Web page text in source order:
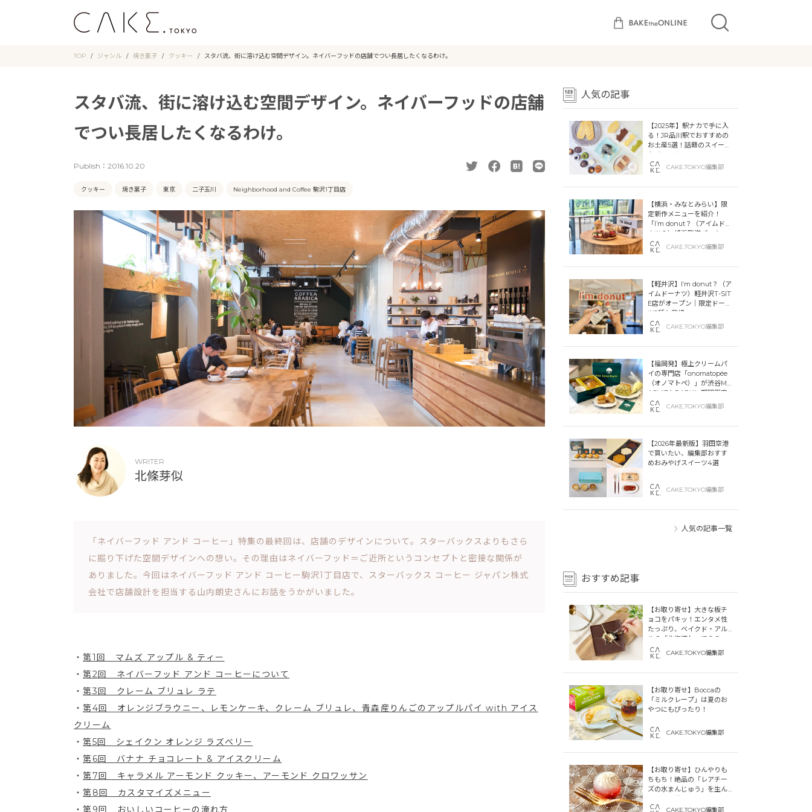
TOP ジャンル 焼き菓子 クッキー スタバ流、街に溶け込む空間デザイン。ネイバーフッドの店舗でつい長居したくなるわけ。
スタバ流、街に溶け込む空間デザイン。ネイバーフッドの店舗
でつい長居したくなるわけ。
Publish： 2016.10.20
クッキー 焼き菓子 東京 二子玉川 Neighborhood and Coffee 駒沢1丁目店
WRITER
北條芽似
「ネイバーフッド アンド コーヒー」特集の最終回は、店舗のデザインについて。スターバックスよりもさら
に掘り下げた空間デザインへの想い。その理由はネイバーフッド＝ご近所というコンセプトと密接な関係が
ありました。今回はネイバーフッド アンド コーヒー駒沢1丁目店で、スターバックス コーヒー ジャパン株式
会社で店舗設計を担当する山内朗史さんにお話をうかがいました。
・第1回 マムズ アップル & ティー
・第2回 ネイバーフッド アンド コーヒーについて
・第3回 クレーム ブリュレ ラテ
・第4回 オレンジブラウニー、レモンケーキ、クレーム ブリュレ、青森産りんごのアップルパイ with アイス
クリーム
・第5回 シェイクン オレンジ ラズベリー
・第6回 バナナ チョコレート & アイスクリーム
・第7回 キャラメル アーモンド クッキー、アーモンド クロワッサン
・第8回 カスタマイズメニュー
・第9回 おいしいコーヒーの淹れ方
人気の記事
【2025年】駅ナカで手に入
る！JR品川駅でおすすめの
お土産5選！話題のスイーツ
をチェック
CAKE.TOKYO編集部
【横浜・みなとみらい】限
定新作メニューを紹介！
「I’m donut？（アイムドー
ナツ？）横浜臨港パーク」
「dacō（ダコー）横浜臨港
パーク」横浜ティンバーワ
CAKE.TOKYO編集部
【軽井沢】I’m donut？（ア
イムドーナツ）軽井沢T-SIT
E店がオープン｜限定ドーナ
ツ2種も登場
CAKE.TOKYO編集部
【福岡発】極上クリームパ
イの専門店「onomatopée
（オノマトペ）」が渋谷MIY
ASHITA PARKに期間限定
オープン！CAKE.TOKYO編集部
【2026年最新版】羽田空港
で買いたい、編集部おすす
めおみやげスイーツ4選
CAKE.TOKYO編集部
人気の記事一覧
おすすめ記事
【お取り寄せ】大きな板チ
ョコをパキッ！エンタメ性
たっぷり、ベイクド・アル
ルの「北海道わってらみ
す」
CAKE.TOKYO編集部
【お取り寄せ】Boccaの
「ミルクレープ」は夏のお
やつにもぴったり！
CAKE.TOKYO編集部
【お取り寄せ】ひんやりも
ちもち！絶品の「レアチー
ズの水まんじゅう」を生ん
だ「中津菓子かねい」のス
トーリーCAKE.TOKYO編集部